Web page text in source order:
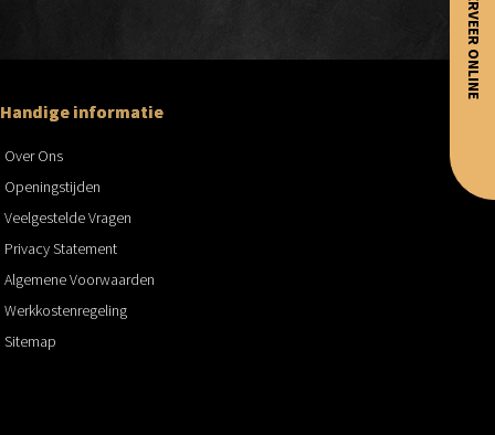
RESERVEER ONLINE
Handige informatie
Over Ons
Openingstijden
Veelgestelde Vragen
Privacy Statement
Algemene Voorwaarden
Werkkostenregeling
Sitemap